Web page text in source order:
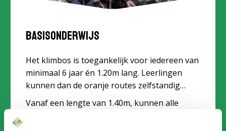
Basisonderwijs
Het klimbos is toegankelijk voor iedereen van
minimaal 6 jaar én 1.20m lang. Leerlingen
kunnen dan de oranje routes zelfstandig
klimmen.
Vanaf een lengte van 1.40m, kunnen alle